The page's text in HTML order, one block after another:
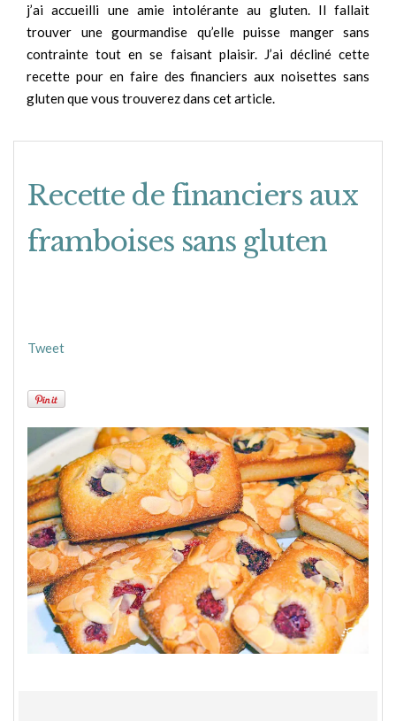
j’ai accueilli une amie intolérante au gluten. Il fallait
trouver une gourmandise qu’elle puisse manger sans
contrainte tout en se faisant plaisir. J’ai décliné cette
recette pour en faire des financiers aux noisettes sans
gluten que vous trouverez dans cet article.
Recette de financiers aux
framboises sans gluten
Tweet